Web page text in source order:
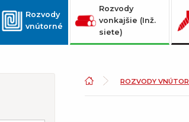
Rozvody
vnútorné
Rozvody
vonkajšie (Inž.
siete)
ROZVODY